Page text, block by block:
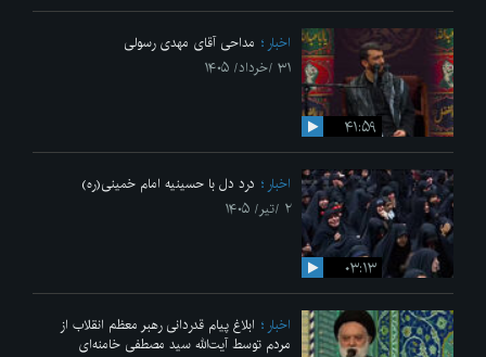
۴۱:۵۹
اخبار
مداحی آقای مهدی رسولی
۳۱ /خرداد/ ۱۴۰۵
۰۳:۱۳
اخبار
درد دل با حسینیه امام خمینی(ره)
۲ /تیر/ ۱۴۰۵
اخبار
ابلاغ پیام قدردانی رهبر معظم انقلاب از
مردم توسط آیت‌الله سید مصطفی خامنه‌ای